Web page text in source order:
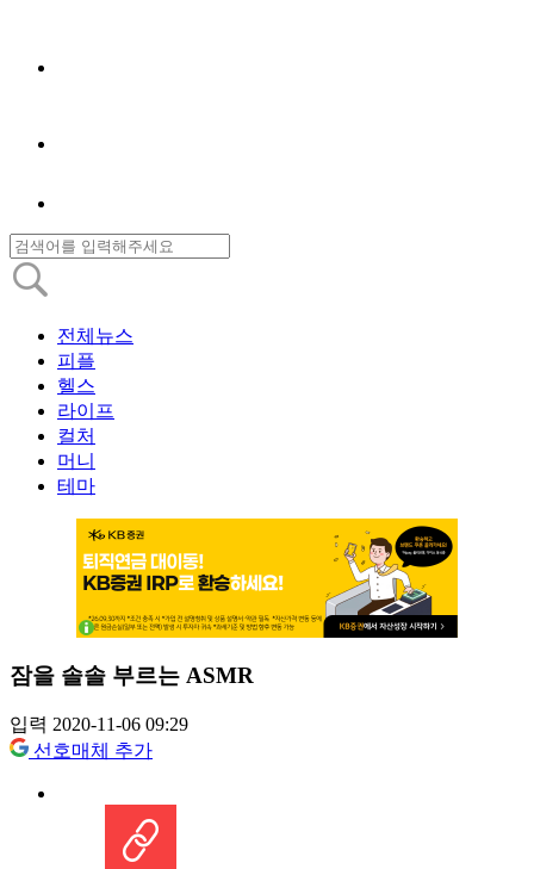
전체뉴스
피플
헬스
라이프
컬처
머니
테마
잠을 솔솔 부르는 ASMR
입력 2020-11-06 09:29
선호매체 추가